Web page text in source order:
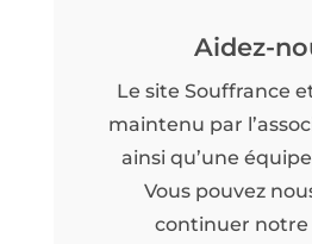
Aidez-
Le site Souffrance
maintenu par
ainsi qu’une
Vous pouvez
continuer notre